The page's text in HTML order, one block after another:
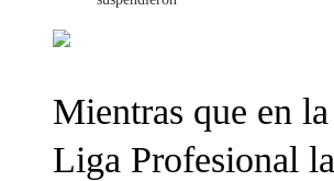
Mientras que en la
Liga Profesional la